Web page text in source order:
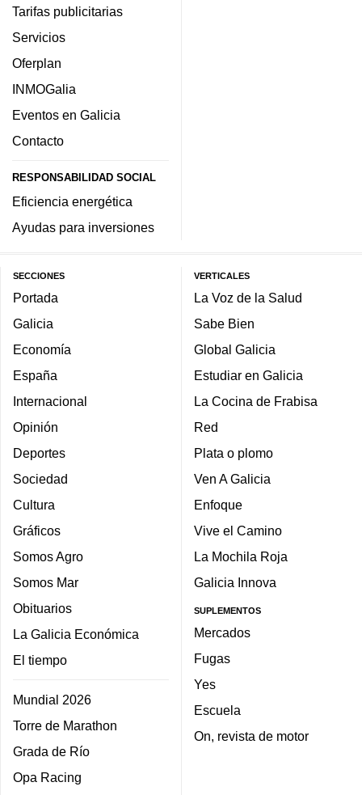
Tarifas publicitarias
Servicios
Oferplan
INMOGalia
Eventos en Galicia
Contacto
RESPONSABILIDAD SOCIAL
Eficiencia energética
Ayudas para inversiones
SECCIONES
Portada
Galicia
Economía
España
Internacional
Opinión
Deportes
Sociedad
Cultura
Gráficos
Somos Agro
Somos Mar
Obituarios
La Galicia Económica
El tiempo
Mundial 2026
Torre de Marathon
Grada de Río
Opa Racing
VERTICALES
La Voz de la Salud
Sabe Bien
Global Galicia
Estudiar en Galicia
La Cocina de Frabisa
Red
Plata o plomo
Ven A Galicia
Enfoque
Vive el Camino
La Mochila Roja
Galicia Innova
SUPLEMENTOS
Mercados
Fugas
Yes
Escuela
On, revista de motor